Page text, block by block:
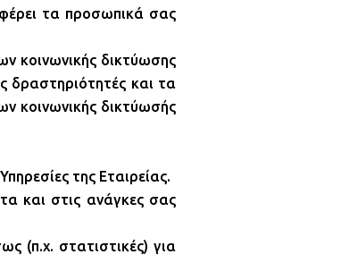
τα προσωπικά σας
κοινωνικής δικτύωσης
δραστηριότητές και τα
κοινωνικής δικτύωσής
της Εταιρείας.
και στις ανάγκες σας
(π.χ. στατιστικές) για